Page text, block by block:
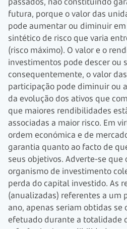
futura, porque o valor das
pode aumentar ou diminuir
sintético de risco que varia
(risco máximo). O valor e o
investimentos pode descer ou
consequentemente, o valor
participação pode diminuir ou
da evolução dos ativos que
que maiores rendibilidades
associadas a maior risco. Em
ordem económica e de
garantia quanto ao facto de
seus objetivos. Adverte-se
organismo de investimento
perda do capital investido. As
(anualizadas) referentes a um
ano, apenas seriam obtidas se
efetuado durante a totalidade